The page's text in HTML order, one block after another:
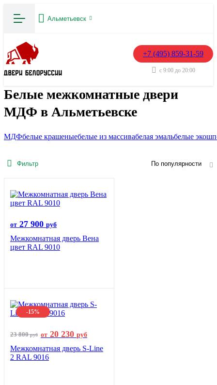
Альметьевск
+7 (495) 859-31-59
с 9:00 до 20:00
Белые межкомнатные двери
МДФ в Альметьевске
МДФбелые крашеныебелые из массивабелая эмальбелые
Фильтр По популярности
от 27 900 руб
Межкомнатная дверь Вена
цвет RAL 9010
-15%
23 800руб от 20 230 руб
Межкомнатная дверь S-Line
2 RAL 9016